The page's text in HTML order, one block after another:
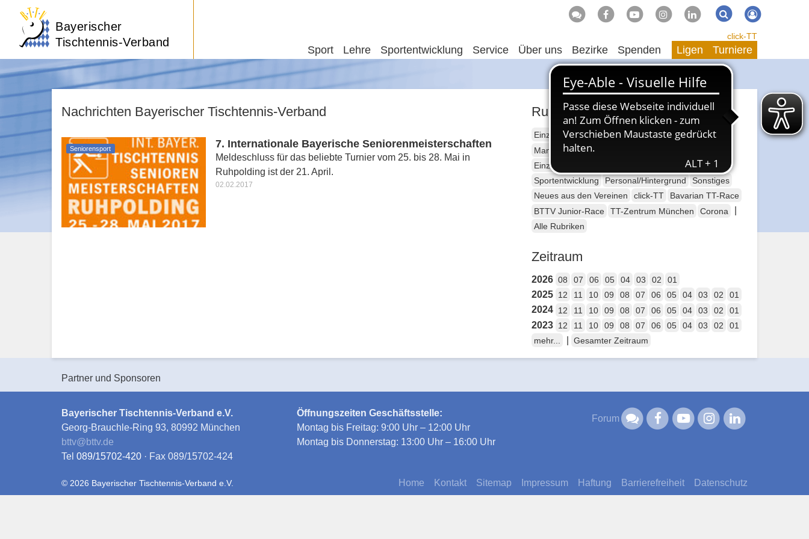
Bayerischer
Tischtennis-Verband
Suche Suchen
Sport Lehre Sportentwicklung Service Über uns Bezirke Spenden
click-TT
Ligen Turniere
Nachrichten Bayerischer Tischtennis-Verband
Seniorensport 7. Internationale Bayerische Seniorenmeisterschaften
Meldeschluss für das beliebte Turnier vom 25. bis 28. Mai in
Ruhpolding ist der 21. April.
02.02.2017
Rubriken
Einzelsport Erwachsene
Mannschaftssport Erwachsene
Einzelsport Jugend
Mannschaftssport Jugend
Sportentwicklung
Personal/Hintergrund
Sonstiges
Neues aus den Vereinen
click-TT
Bavarian TT-Race
BTTV Junior-Race
TT-Zentrum München Corona
Alle Rubriken
Zeitraum
2026 08 07 06 05 04 03 02 01
2025 12 11 10 09 08 07 06 05 04 03 02 01
2024 12 11 10 09 08 07 06 05 04 03 02 01
2023 12 11 10 09 08 07 06 05 04 03 02
01
mehr...
Gesamter Zeitraum
Partner und Sponsoren
Bayerischer Tischtennis-Verband e.V.
Georg-Brauchle-Ring 93, 80992 München
bttv@bttv.de
Tel 089/15702-420 · Fax 089/15702-424
Öffnungszeiten Geschäftsstelle:
Montag bis Freitag: 9:00 Uhr – 12:00 Uhr
Montag bis Donnerstag: 13:00 Uhr – 16:00 Uhr
Forum
Home Kontakt Sitemap Impressum Haftung Barrierefreiheit Datenschutz
© 2026 Bayerischer Tischtennis-Verband e.V.